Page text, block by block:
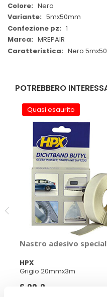
Nero
5mx50mm
1
MREPAIR
Nero
POTREBBERO
Quasi esaurito
Nastro adesivo
HPX
Grigio 20mmx3m
6,90 €